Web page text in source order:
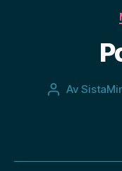
Av